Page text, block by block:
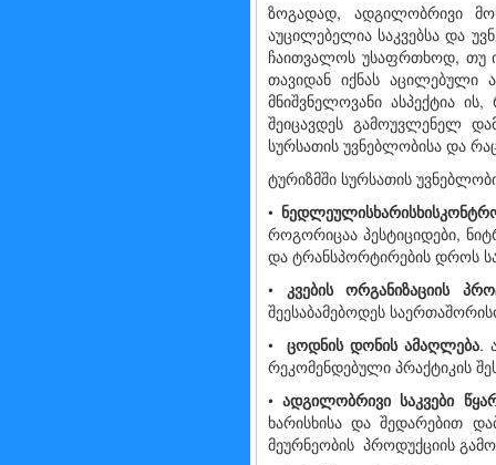
ზოგადად, ადგილობრივი
აუცილებელია საკვებსა და
ჩაითვალოს უსაფრთხოდ, თუ
თავიდან იქნას აცილებული
მნიშვნელოვანი ასპექტია
შეიცავდეს გამოუვლენელ
სურსათის უვნებლობისა და
ტურიზმში სურსათის
• ნედლეულისხარისხის
როგორიცაა პესტიციდები,
და ტრანსპორტირების დროს
• კვებისორგანიზაციის
შეესაბამებოდეს
• ცოდნის დონის ამაღლება.
რეკომენდებული პრაქტიკის
•ადგილობრივი საკვები
ხარისხისა და შედარებით
მეურნეობის პროდუქციის